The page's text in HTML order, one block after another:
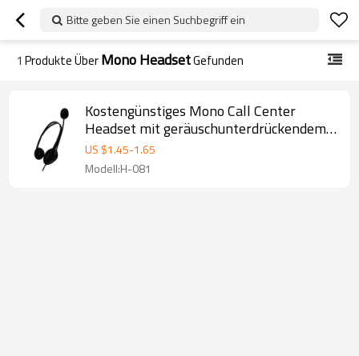
Bitte geben Sie einen Suchbegriff ein
1 Produkte ÜberMono HeadsetGefunden
Kostengünstiges Mono Call Center
Headset mit geräuschunterdrückendem
Mikrofon
US $1.45-1.65
Modell:H-081